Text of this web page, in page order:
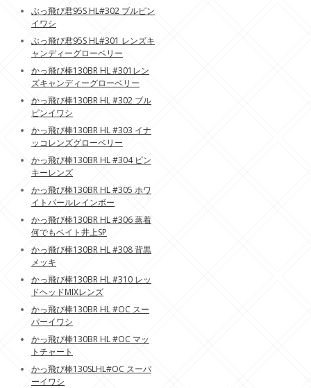
ぶっ飛び君95S HL#302 ブルピン
イワシ
ぶっ飛び君95S HL#301 レンズキ
ャンディーグローベリー
かっ飛び棒130BR HL #301レン
ズキャンディーグローベリー
かっ飛び棒130BR HL #302 ブル
ピンイワシ
かっ飛び棒130BR HL #303 イナ
ッコレンズグローベリー
かっ飛び棒130BR HL #304 ピン
キーレンズ
かっ飛び棒130BR HL #305 ホワ
イトパールレインボー
かっ飛び棒130BR HL #306 蒸着
何でもベイト井上SP
かっ飛び棒130BR HL #308 背黒
メッキ
かっ飛び棒130BR HL #310 レッ
ドヘッドMIXレンズ
かっ飛び棒130BR HL #OC スー
パーイワシ
かっ飛び棒130BR HL #OC マッ
トチャート
かっ飛び棒130SLHL#OC スーパ
ーイワシ